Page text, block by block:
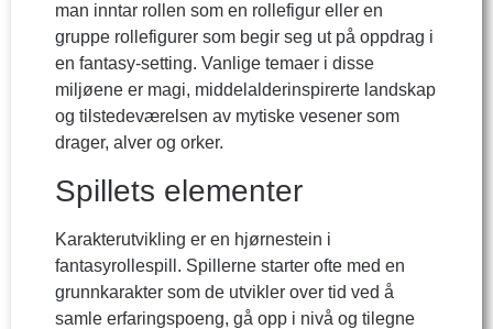
man inntar rollen som en rollefigur eller en
gruppe rollefigurer som begir seg ut på oppdrag i
en fantasy-setting. Vanlige temaer i disse
miljøene er magi, middelalderinspirerte landskap
og tilstedeværelsen av mytiske vesener som
drager, alver og orker.
Spillets elementer
Karakterutvikling er en hjørnestein i
fantasyrollespill. Spillerne starter ofte med en
grunnkarakter som de utvikler over tid ved å
samle erfaringspoeng, gå opp i nivå og tilegne